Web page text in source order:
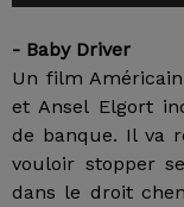
- Baby Driver
Un film
et Ansel Elgort
de banque. Il va
vouloir stopper
dans le droit